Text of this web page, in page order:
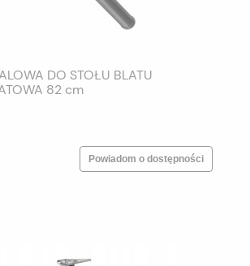
DO STOŁU BLATU
82 cm
Powiadom o dostępności